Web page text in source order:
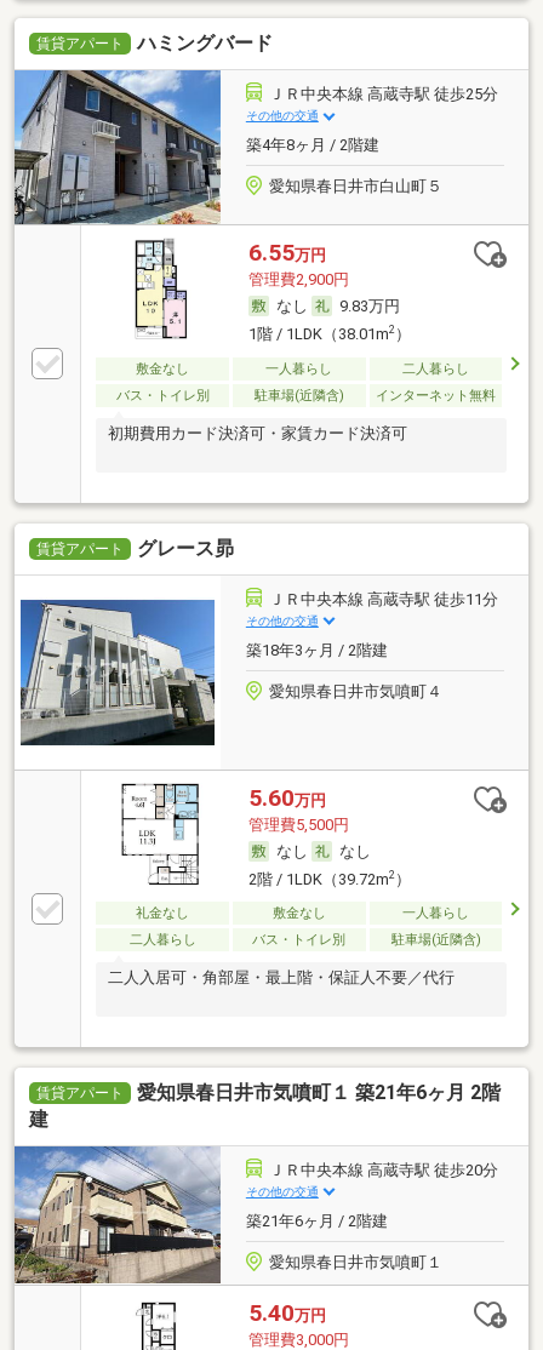
賃貸アパート ハミングバード
ＪＲ中央本線 高蔵寺駅 徒歩25分
その他の交通
築4年8ヶ月 / 2階建
愛知県春日井市白山町５
6.55万円
管理費2,900円
なし
9.83万円
1階 / 1LDK（38.01m2）
敷金なし 一人暮らし
二人暮らし
バス・トイレ別
駐車場(近隣含) インターネット無料
初期費用カード決済可・家賃カード決済可
賃貸アパート グレース昴
ＪＲ中央本線 高蔵寺駅 徒歩11分
その他の交通
築18年3ヶ月 / 2階建
愛知県春日井市気噴町４
5.60万円
管理費5,500円
なし
なし
2階 / 1LDK（39.72m2）
礼金なし 敷金なし
一人暮らし
二人暮らし
バス・トイレ別 駐車場(近隣含)
二人入居可・角部屋・最上階・保証人不要／代行
賃貸アパート
愛知県春日井市気噴町１ 築21年6ヶ月 2階
建
ＪＲ中央本線 高蔵寺駅 徒歩20分
その他の交通
築21年6ヶ月 / 2階建
愛知県春日井市気噴町１
5.40万円
管理費3,000円